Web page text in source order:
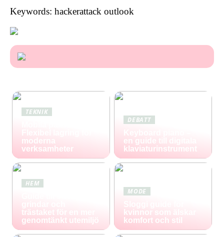
Keywords: hackerattack outlook
TEKNIK
moderna
verksamheter
DEBATT
en guide till digitala
klaviaturinstrument
HEM
trästaket för en mer
genomtänkt utemiljö
MODE
kvinnor som älskar
komfort och stil